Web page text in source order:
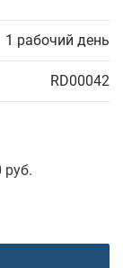
1 рабочий день
RD00042
руб.